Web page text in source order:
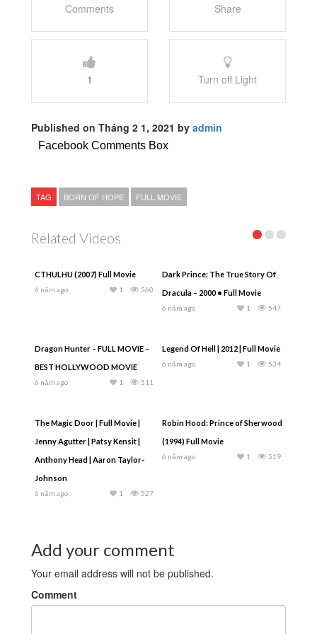
Comments Share
1 Turn off Light
Published on Tháng 2 1, 2021 by admin
Facebook Comments Box
TAG BORN OF HOPE FULL MOVIE
Related Videos
CTHULHU (2007) Full Movie
6 năm ago 560
1
Dark Prince: The True Story Of
Dracula – 2000 • Full Movie
6 năm ago 547
1
Dragon Hunter – FULL MOVIE –
BEST HOLLYWOOD MOVIE
6 năm ago 511
1
Legend Of Hell | 2012 | Full Movie
6 năm ago 534
1
The Magic Door | Full Movie |
Jenny Agutter | Patsy Kensit |
Anthony Head | Aaron Taylor-
Johnson
6 năm ago 527
1
Robin Hood: Prince of Sherwood
(1994) Full Movie
6 năm ago 519
1
Add your comment
Your email address will not be published.
Comment